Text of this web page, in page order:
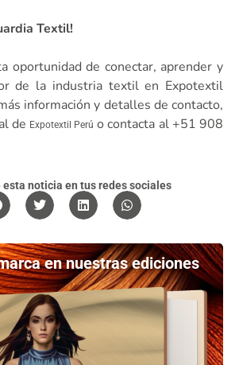
Textil!
oportunidad de conectar, aprender y
de la industria textil en Expotextil
información y detalles de contacto,
de Expotextil Perú o contacta al +51 908
esta noticia en tus redes sociales
en nuestras ediciones